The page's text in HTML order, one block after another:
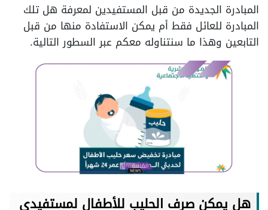
المبادرة الجديدة من قبل المستفيدين لمعرفة هل تلك
المبادرة للعائل فقط أم يمكن الاستفادة منها من قبل
التابعين وهذا ما سنتناوله معكم عبر السطور التالية.
هل يمكن صرف الحليب للأطفال لمستفيدي